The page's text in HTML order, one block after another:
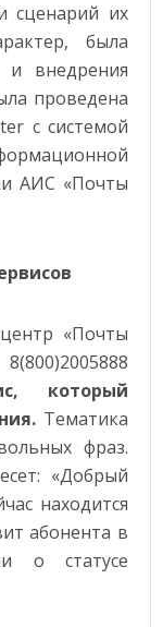
сценарий их
была
и внедрения
проведена
с системой
АИС «Почты
«Почты
который
Тематика
фраз.
«Добрый
находится
абонента в
о статусе